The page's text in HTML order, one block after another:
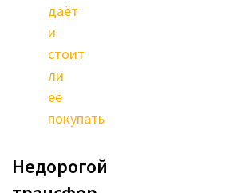
даёт
и
стоит
ли
её
покупать
Недорогой